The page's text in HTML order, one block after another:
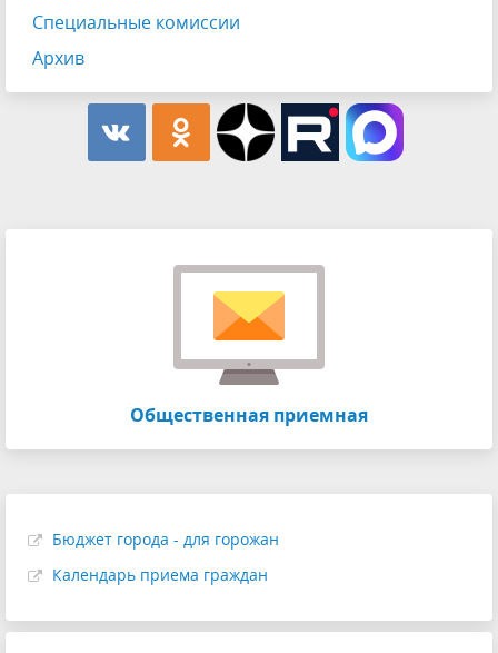
Специальные комиссии
Архив
Общественная приемная
Бюджет города - для горожан
Календарь приема граждан